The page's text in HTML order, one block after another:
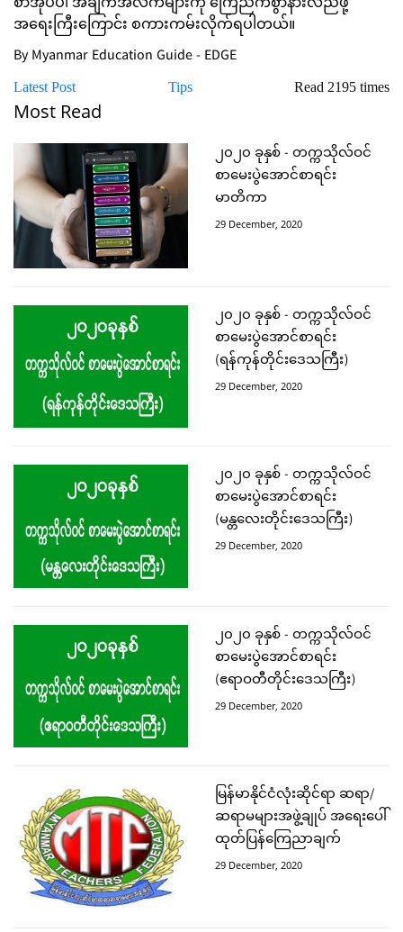
အရေးကြီးကြောင်း စကားကမ်းလိုက်ရပါတယ်။
By Myanmar Education Guide - EDGE
Latest Post Tips Read 2195 times
Most Read
၂၀၂၀ ခုနှစ် - တက္ကသိုလ်ဝင်
စာမေးပွဲအောင်စာရင်း
မာတိကာ
29 December, 2020
၂၀၂၀ ခုနှစ် - တက္ကသိုလ်ဝင်
စာမေးပွဲအောင်စာရင်း
(ရန်ကုန်တိုင်းဒေသကြီး)
29 December, 2020
၂၀၂၀ ခုနှစ် - တက္ကသိုလ်ဝင်
စာမေးပွဲအောင်စာရင်း
(မန္တလေးတိုင်းဒေသကြီး)
29 December, 2020
၂၀၂၀ ခုနှစ် - တက္ကသိုလ်ဝင်
စာမေးပွဲအောင်စာရင်း
(ဧရာဝတီတိုင်းဒေသကြီး)
29 December, 2020
မြန်မာနိုင်ငံလုံးဆိုင်ရာ ဆရာ/
ဆရာမများအဖွဲ့ချုပ် အရေးပေါ်
ထုတ်ပြန်ကြေညာချက်
29 December, 2020